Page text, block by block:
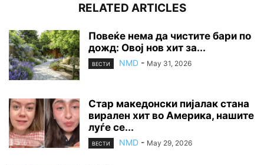
RELATED ARTICLES
Повеќе нема да чистите бари по
дожд: Овој нов хит за...
ВЕСТИ NMD - May 31, 2026
Стар македонски пијалак стана
вирален хит во Америка, нашите
луѓе се...
ВЕСТИ NMD - May 29, 2026